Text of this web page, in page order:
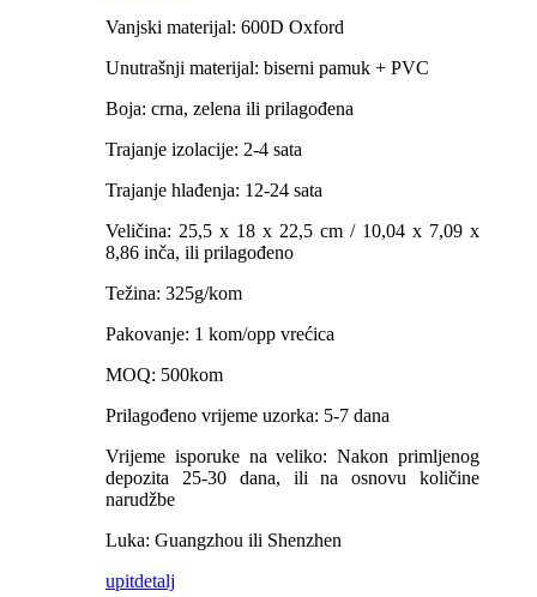
Vanjski materijal: 600D Oxford
Unutrašnji materijal: biserni pamuk + PVC
Boja: crna, zelena ili prilagođena
Trajanje izolacije: 2-4 sata
Trajanje hlađenja: 12-24 sata
Veličina: 25,5 x 18 x 22,5 cm / 10,04 x 7,09 x
8,86 inča, ili prilagođeno
Težina: 325g/kom
Pakovanje: 1 kom/opp vrećica
MOQ: 500kom
Prilagođeno vrijeme uzorka: 5-7 dana
Vrijeme isporuke na veliko: Nakon primljenog
depozita 25-30 dana, ili na osnovu količine
narudžbe
Luka: Guangzhou ili Shenzhen
upitdetalj